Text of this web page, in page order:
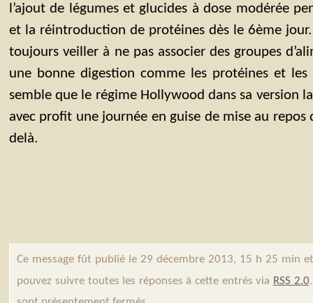
l’ajout de légumes et glucides à dose modérée
et la réintroduction de protéines dès le 6ème
toujours veiller à ne pas associer des groupes
une bonne digestion comme les protéines et les
semble que le régime Hollywood dans sa version
avec profit une journée en guise de mise au repos
delà.
Ce message fût publié le 29 décembre 2013, 15 h 25 min
pouvez suivre toutes les réponses à cette entrés via RSS 2.0